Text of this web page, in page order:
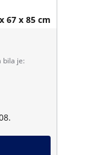
67 x 85 cm
bila je: